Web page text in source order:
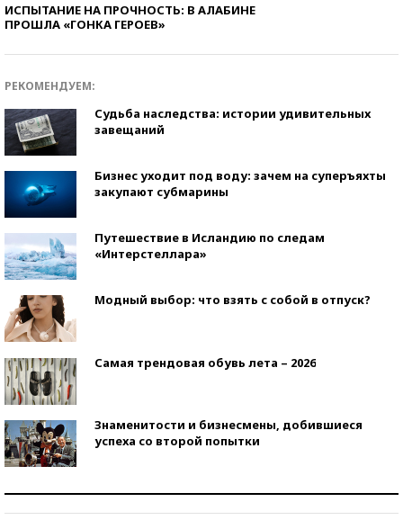
ИСПЫТАНИЕ НА ПРОЧНОСТЬ: В АЛАБИНЕ
ПРОШЛА «ГОНКА ГЕРОЕВ»
РЕКОМЕНДУЕМ:
Судьба наследства: истории удивительных
завещаний
Бизнес уходит под воду: зачем на суперъяхты
закупают субмарины
Путешествие в Исландию по следам
«Интерстеллара»
Модный выбор: что взять с собой в отпуск?
Самая трендовая обувь лета – 2026
Знаменитости и бизнесмены, добившиеся
успеха со второй попытки